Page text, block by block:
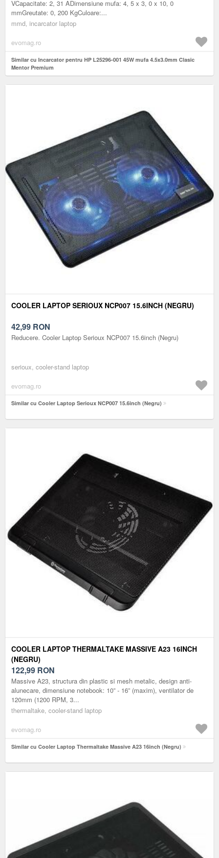
VCapacitate: 2, 31 ADimensiune mufa: 4, 5 x 3, 0 x 10, 0
mmGreutate: 0, 200 KgCuloare:...
mmd, incarcator laptop
evomag.ro
Similar cu Incarcator pentru HP L25296-001 45W mufa 4.5x3.0mm Clasic
Mentor Premium
COOLER LAPTOP SERIOUX NCP007 15.6INCH (NEGRU)
42,99 RON
Reducere. Cooler Laptop Serioux NCP007 15.6inch (Negru)
serioux, cooler-stand laptop
evomag.ro
Similar cu Cooler Laptop Serioux NCP007 15.6inch (Negru)
COOLER LAPTOP THERMALTAKE MASSIVE A23 16INCH
(NEGRU)
122,99 RON
Massive A23, structura din plastic si mesh metalic, design anti-
alunecare, dimensiune notebook: 10” - 16” (maxim), ventilator de
120mm (1200 RPM, 3...
thermaltake, cooler-stand laptop
evomag.ro
Similar cu Cooler Laptop Thermaltake Massive A23 16inch (Negru)